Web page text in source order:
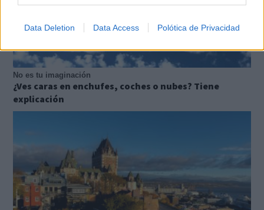
Data Deletion Data Access Polótica de Privacidad
No es tu imaginación
¿Ves caras en enchufes, coches o nubes? Tiene
explicación